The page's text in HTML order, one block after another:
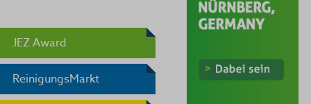
JEZ Award
ReinigungsMarkt